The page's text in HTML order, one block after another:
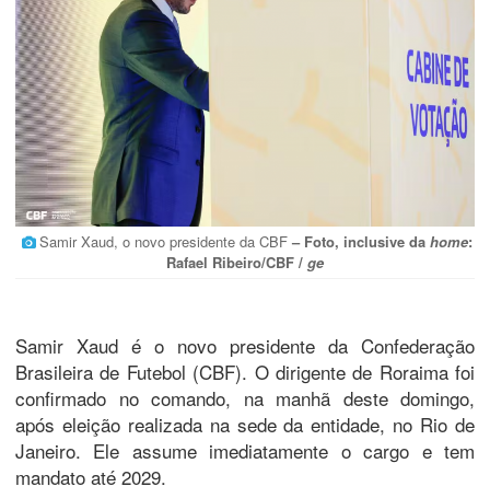
Samir Xaud, o novo presidente da CBF – Foto, inclusive da home:
Rafael Ribeiro/CBF / ge
Samir Xaud é o novo presidente da Confederação
Brasileira de Futebol (CBF). O dirigente de Roraima foi
confirmado no comando, na manhã deste domingo,
após eleição realizada na sede da entidade, no Rio de
Janeiro. Ele assume imediatamente o cargo e tem
mandato até 2029.